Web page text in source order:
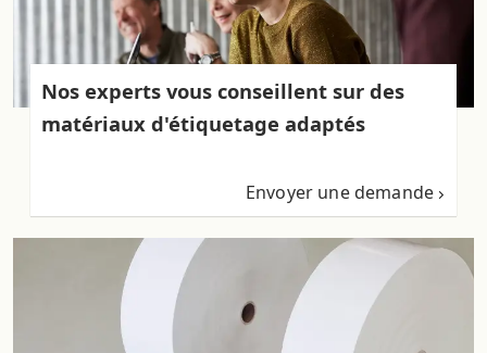
Nos experts vous conseillent sur des
matériaux d'étiquetage adaptés
Envoyer une demande